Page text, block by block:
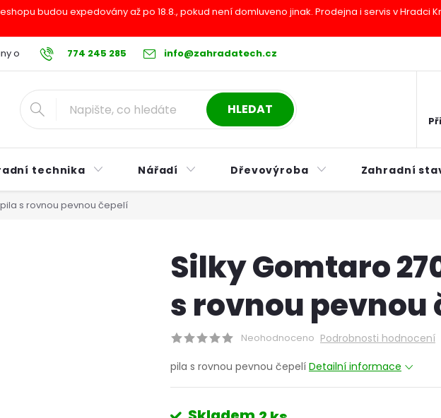
budou expedovány až po 18.8., pokud není domluveno jinak. Prodejna i servis v Hradci
774 245 285 info@zahradatech.cz
osobních údajů Reklamační řád Postup při nákupu na splátky ESSOX
HLEDAT
technika Nářadí Dřevovýroba Zahradní
s rovnou pevnou čepelí
Silky Gomtaro
s rovnou pevnou
Neohodnoceno Podrobnosti hodnocení
pila s rovnou pevnou čepelí Detailní informace